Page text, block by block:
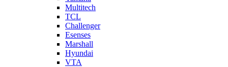
Multitech
TCL
Challenger
Esenses
Marshall
Hyundai
VTA